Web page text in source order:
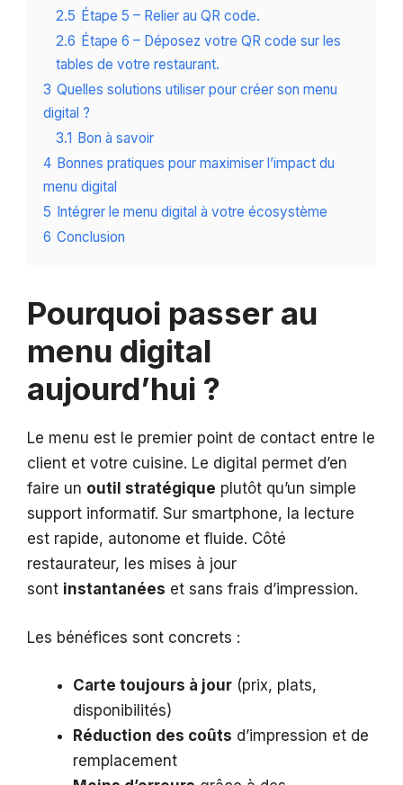
2.5 Étape 5 – Relier au QR code.
2.6 Étape 6 – Déposez votre QR code sur les
tables de votre restaurant.
3 Quelles solutions utiliser pour créer son menu
digital ?
3.1 Bon à savoir
4 Bonnes pratiques pour maximiser l’impact du
menu digital
5 Intégrer le menu digital à votre écosystème
6 Conclusion
Pourquoi passer au
menu digital
aujourd’hui ?
Le menu est le premier point de contact entre le
client et votre cuisine. Le digital permet d’en
faire un outil stratégique plutôt qu’un simple
support informatif. Sur smartphone, la lecture
est rapide, autonome et fluide. Côté
restaurateur, les mises à jour
sont instantanées et sans frais d’impression.
Les bénéfices sont concrets :
Carte toujours à jour (prix, plats,
disponibilités)
Réduction des coûts d’impression et de
remplacement